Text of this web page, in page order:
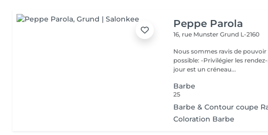
Peppe Parola
16, rue MunsterGrund L-2160
Nous sommes ravis de pouvoir vous
possible: -Privilégier les
jour est un créneau...
Barbe
25
Barbe & Contour coupe
Coloration Barbe